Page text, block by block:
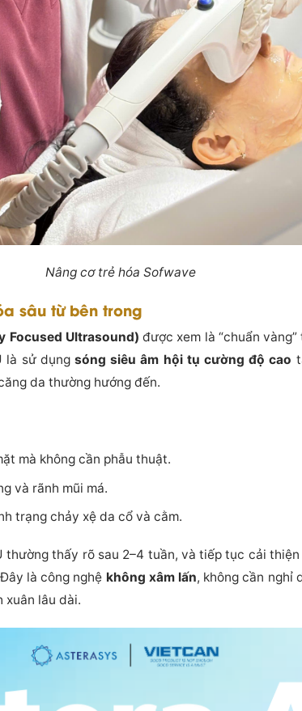
Nâng cơ trẻ hóa Sofwave
sâu từ bên trong
Focused Ultrasound) được xem là “chuẩn
là sử dụng sóng siêu âm hội tụ cường độ cao
da thường hướng đến.
mà không cần phẫu thuật.
và rãnh mũi má.
trạng chảy xệ da cổ và cằm.
thường thấy rõ sau 2–4 tuần, và tiếp tục cải
là công nghệ không xâm lấn, không cần nghỉ
xuân lâu dài.